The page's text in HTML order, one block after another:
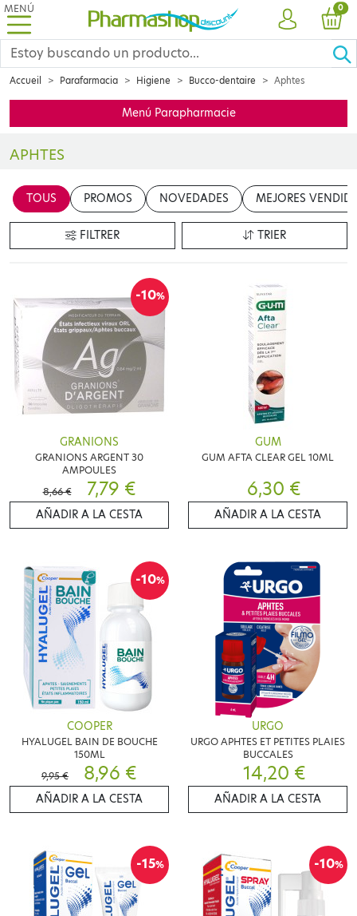
MENÚ
CUENTA
0
Accueil Parafarmacia Higiene Bucco-dentaire Aphtes
Menú Parapharmacie
APHTES
TOUS
PROMOS NOVEDADES MEJORES
FILTRER TRIER
-10%
GRANIONS
GRANIONS ARGENT 30
AMPOULES
8,66 €
7,79 €
AÑADIR A LA CESTA
GUM
GUM AFTA CLEAR GEL 10ML
6,30 €
AÑADIR A LA CESTA
-10%
COOPER
HYALUGEL BAIN DE BOUCHE
150ML
9,95 €
8,96 €
AÑADIR A LA CESTA
URGO
URGO APHTES ET PETITES PLAIES
BUCCALES
14,20 €
AÑADIR A LA CESTA
-15% -10%